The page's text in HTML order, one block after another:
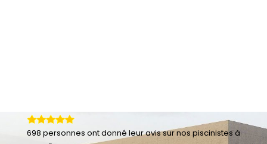
698 personnes ont donné leuravis sur nos piscinistes à